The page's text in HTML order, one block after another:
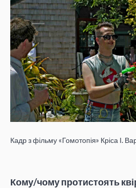
Кадр з фільму «Гомотопія» Кріса І.
Кому/чому протистоять